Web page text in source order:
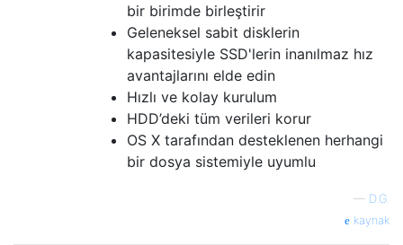
bir birimde birleştirir
Geleneksel sabit disklerin
kapasitesiyle SSD'lerin inanılmaz hız
avantajlarını elde edin
Hızlı ve kolay kurulum
HDD’deki tüm verileri korur
OS X tarafından desteklenen herhangi
bir dosya sistemiyle uyumlu
— D.G.
kaynak